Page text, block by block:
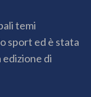
temi
sport ed è stata
di